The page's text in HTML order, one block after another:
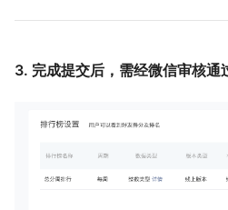
3. 完成提交后，需经微信审核通